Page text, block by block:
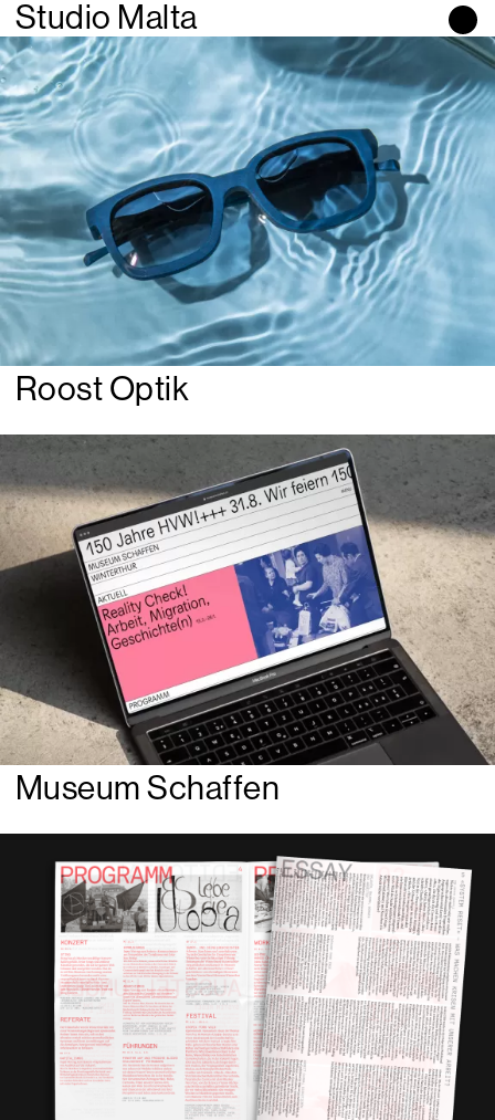
Studio Malta
Roost Optik
Museum Schaffen